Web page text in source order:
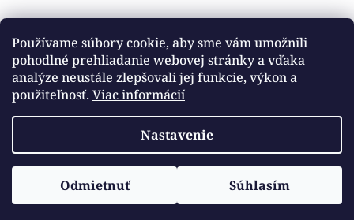
Používame súbory cookie, aby sme vám umožnili
pohodlné prehliadanie webovej stránky a vďaka
analýze neustále zlepšovali jej funkcie, výkon a
použiteľnosť. Viac informácií
Nastavenie
Odmietnuť Súhlasím
Sledovať na Instagrame
Facebook
Vytvoril ShoptetCopyright 2026
. Všetky práva vyhradené.
Upraviť nastavenie cookies